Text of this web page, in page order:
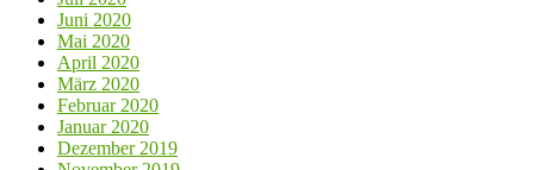
Juni 2020
Mai 2020
April 2020
März 2020
Februar 2020
Januar 2020
Dezember 2019